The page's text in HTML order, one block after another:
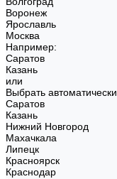
Воронеж
Ярославль
Москва
Например:
Саратов
Казань
или
Выбрать автоматически
Саратов
Казань
Нижний Новгород
Махачкала
Липецк
Красноярск
Краснодар